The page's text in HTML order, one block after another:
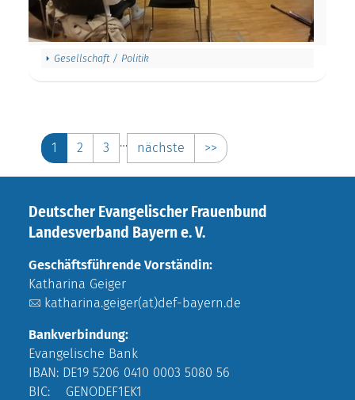
Gesellschaft / Politik
1 2 3 … nächste >>
Deutscher Evangelischer Frauenbund
Landesverband Bayern e. V.
Geschäftsführende Vorständin:
Katharina Geiger
katharina.geiger(at)def-bayern.de
Bankverbindung:
Evangelische Bank
IBAN: DE19 5206 0410 0003 5080 56
BIC: GENODEF1EK1